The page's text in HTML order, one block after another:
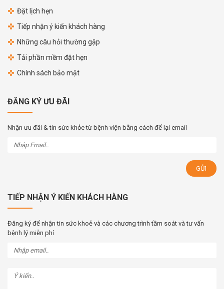
Đặt lịch hẹn
Tiếp nhận ý kiến khách hàng
Những câu hỏi thường gặp
Tải phần mềm đặt hẹn
Chính sách bảo mật
ĐĂNG KÝ ƯU ĐÃI
Nhận ưu đãi & tin sức khỏe từ bệnh viện bằng cách để lại email
TIẾP NHẬN Ý KIẾN KHÁCH HÀNG
Đăng ký để nhận tin sức khoẻ và các chương trình tầm soát và tư vấn
bệnh lý miễn phí